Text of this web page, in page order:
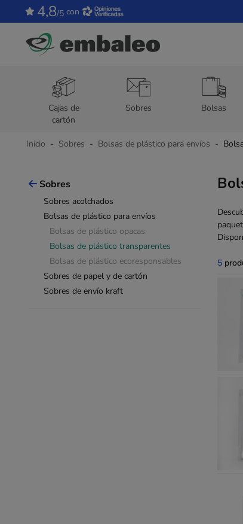
4,8/5 con
Cajas de
cartón
Sobres Bolsas
Inicio Sobres Bolsas de plástico para envíos
Sobres
Sobres acolchados
Bolsas de plástico para envíos
Bolsas de plástico opacas
Bolsas de plástico transparentes
Bolsas de plástico ecoresponsables
Sobres de papel y de cartón
Sobres de envío kraft
5